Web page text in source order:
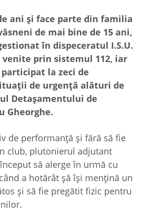
ani și face parte din familia
de mai bine de 15 ani,
în dispeceratul I.S.U.
prin sistemul 112, iar
la zeci de
de urgență alături de
Detașamentului de
Gheorghe.
de performanţă şi fără să fie
club, plutonierul adjutant
să alerge în urmă cu
a hotărât șă își mențină un
și să fie pregătit fizic pentru